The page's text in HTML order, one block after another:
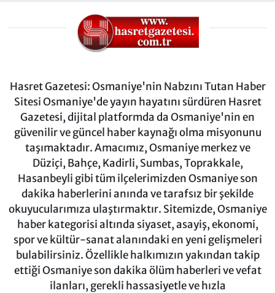
Hasret Gazetesi: Osmaniye'nin Nabzını Tutan Haber
Sitesi Osmaniye'de yayın hayatını sürdüren Hasret
Gazetesi, dijital platformda da Osmaniye'nin en
güvenilir ve güncel haber kaynağı olma misyonunu
taşımaktadır. Amacımız, Osmaniye merkez ve
Düziçi, Bahçe, Kadirli, Sumbas, Toprakkale,
Hasanbeyli gibi tüm ilçelerimizden Osmaniye son
dakika haberlerini anında ve tarafsız bir şekilde
okuyucularımıza ulaştırmaktır. Sitemizde, Osmaniye
haber kategorisi altında siyaset, asayiş, ekonomi,
spor ve kültür-sanat alanındaki en yeni gelişmeleri
bulabilirsiniz. Özellikle halkımızın yakından takip
ettiği Osmaniye son dakika ölüm haberleri ve vefat
ilanları, gerekli hassasiyetle ve hızla